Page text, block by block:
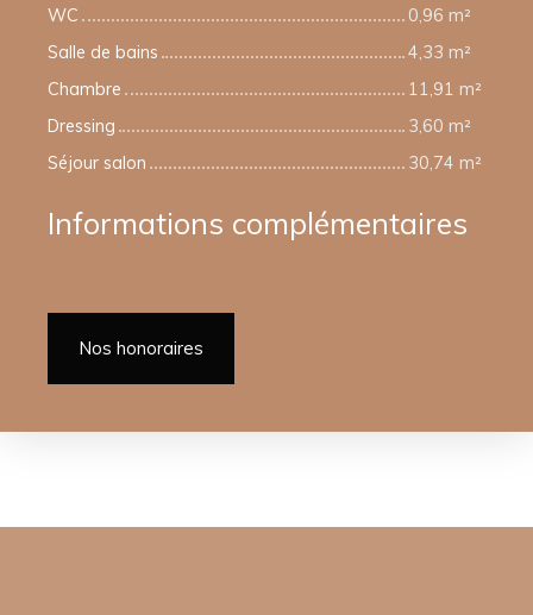
WC
0,96 m²
Salle de bains
4,33 m²
Chambre
11,91 m²
Dressing
3,60 m²
Séjour salon
30,74 m²
Informations complémentaires
Nos honoraires